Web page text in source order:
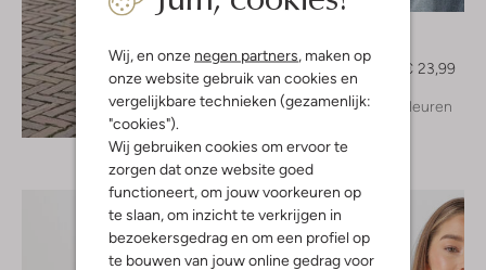
Wij, en onze negen partners, maken op
onze website gebruik van cookies en
vergelijkbare technieken (gezamenlijk:
"cookies").
Wij gebruiken cookies om ervoor te
zorgen dat onze website goed
functioneert, om jouw voorkeuren op
te slaan, om inzicht te verkrijgen in
bezoekersgedrag en om een profiel op
te bouwen van jouw online gedrag voor
Ontdek de look
€ 29,99
€ 23,99
+ meer kleuren